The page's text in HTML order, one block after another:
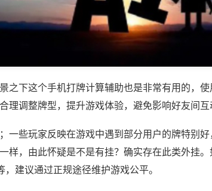
之下这个手机打牌计算辅助也是非常有用的，
理调整牌型，提升游戏体验，避免影响好友间互
一些玩家反映在游戏中遇到部分用户的牌特别
样，由此怀疑是不是有挂？确实存在此类外挂
建议通过正规途径维护游戏公平。